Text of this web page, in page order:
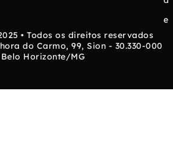
e
• Todos os direitos reservados
do Carmo, 99, Sion - 30.330-000
Horizonte/MG